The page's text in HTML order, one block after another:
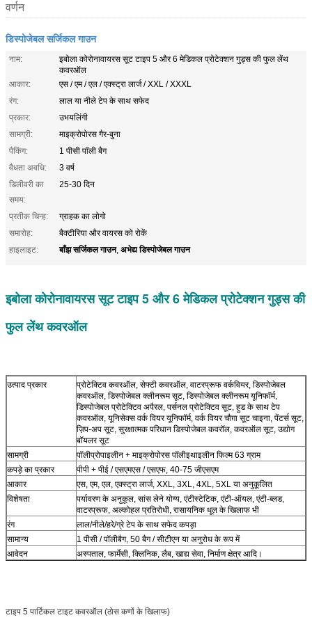
वर्णन
डिस्पोजेबल सर्जिकल गाउन
नाम:
इबोला कोरोनावायरस सूट टाइप 5 और 6 मेडिकल प्रोटेक्शन गुड्स की फुल लेंथ
कवरऑल
आकार:
एस / एम / एल / एक्स्ट्रा लार्ज / XXL / XXXL
रंग:
लाल या नीले टेप के साथ सफेद
प्रकार:
उभयलिंगी
सामग्री:
माइक्रोपोरस गैर-बुना
पैकिंग:
1 पीसी पॉली बैग
वैधता अवधि:
3 वर्ष
डिलीवरी का
समय:
25-30 दिन
प्रतीक चिन्ह:
ग्राहक का लोगो
समारोह:
बैक्टीरिया और वायरस को रोकें
हाइलाइट:
बाँझ सर्जिकल गाउन, अभेद्य डिस्पोजेबल गाउन
इबोला कोरोनावायरस सूट टाइप 5 और 6 मेडिकल प्रोटेक्शन गुड्स की
फुल लेंथ कवरऑल
उत्पाद प्रकार
प्रोटेक्टिव कवरऑल, सेफ्टी कवरऑल, वाटरप्रूफ वर्कवियर, डिस्पोजेबल
कवरऑल, डिस्पोजेबल क्लीनरूम सूट, डिस्पोजेबल क्लीनरूम यूनिफॉर्म,
डिस्पोजेबल प्रोटेक्टिव अपैरल, पर्सनल प्रोटेक्टिव सूट, हुड के साथ टेप
कवरऑल, यूनिसेक्स वर्क वियर यूनिफॉर्म, वर्क वियर चौग़ा सूट चाइना, पेंटर्स सूट,
ज़िप-अप सूट, सुरक्षात्मक परिधान डिस्पोजेबल कवरॉल, कवरऑल सूट, उद्योग
बॉयलर सूट
सामग्री
पॉलीप्रोपाइलीन + माइक्रोपोरस पॉलीइथाइलीन फिल्म 63 ग्राम
कपड़े का प्रकार
पीपी + पीई / एसएमएस / एसएफ, 40-75 जीएसएम
आकार
एस, एम, एल, एक्स्ट्रा लार्ज, XXL, 3XL, 4XL, 5XL या अनुकूलित
विशेषता
पर्यावरण के अनुकूल, सांस लेने योग्य, एंटीस्टेटिक, एंटी-ऑयल, एंटी-ब्लड,
वाटरप्रूफ, अल्कोहल प्रतिरोधी, रासायनिक धूल के खिलाफ भी
रंग
लाल/नीले/हरे/ग्रे टेप के साथ सफेद कपड़ा
सामान्य
1 पीसी / पॉलीबैग, 50 बैग / सीटीएन या अनुरोध के रूप में
आवेदन
अस्पताल, फार्मेसी, क्लिनिक, लैब, खाद्य सेवा, निर्माण क्षेत्र आदि।
टाइप 5 पार्टिकल टाइट कवरऑल (ठोस कणों के खिलाफ)